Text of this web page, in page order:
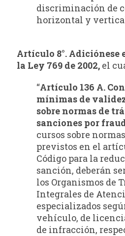
discriminación de
horizontal y
Artículo 8°. Adiciónese
la Ley 769 de 2002, el
“Artículo 136 A.
mínimas de
sobre normas de
sanciones por
cursos sobre
previstos en el
Código para la
sanción, deberán
los Organismos de
Integrales de
especializados
vehículo, de
de infracción,